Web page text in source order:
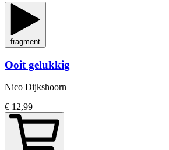
fragment
Ooit gelukkig
Nico Dijkshoorn
€ 12,99